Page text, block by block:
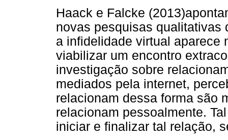
Haack e Falcke
novas pesquisas qualitativas
a infidelidade virtual aparece
viabilizar um encontro
investigação sobre
mediados pela internet,
relacionam dessa forma são
relacionam pessoalmente.
iniciar e finalizar tal relação,